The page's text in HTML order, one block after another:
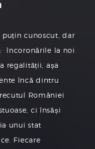
cunoscut, dar
încoronările la noi
regalității, așa
încă dintru
României
ci însăși
unui stat
Fiecare